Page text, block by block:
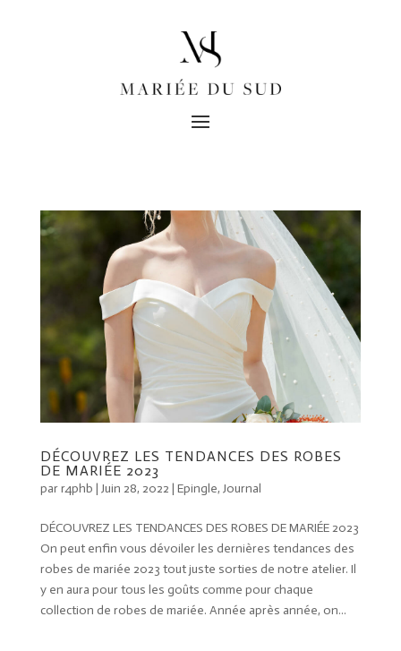
DÉCOUVREZ LES TENDANCES DES ROBES
DE MARIÉE 2023
parr4phb | Juin 28, 2022 | Epingle, Journal
DÉCOUVREZ LES TENDANCES DES ROBES DE MARIÉE 2023
On peut enfin vous dévoiler les dernières tendances des
robes de mariée 2023 tout juste sorties de notre atelier. Il
y en aura pour tous les goûts comme pour chaque
collection de robes de mariée. Année après année, on...